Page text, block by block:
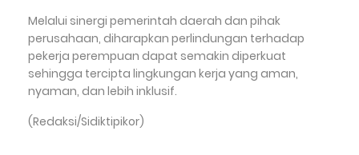
Melalui sinergi pemerintah daerah dan pihak
perusahaan, diharapkan perlindungan terhadap
pekerja perempuan dapat semakin diperkuat
sehingga tercipta lingkungan kerja yang aman,
nyaman, dan lebih inklusif.
(Redaksi/Sidiktipikor)